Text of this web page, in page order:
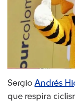
​Sergio Andrés
que respira